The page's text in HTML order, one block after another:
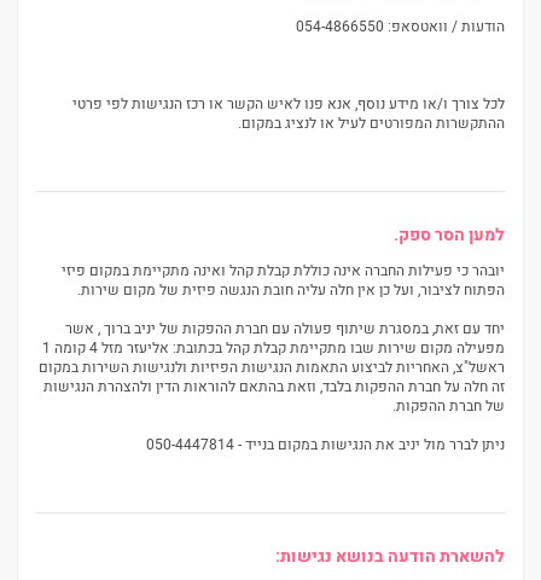
הודעות / וואטסאפ: 054-4866550
לכל צורך ו/או מידע נוסף, אנא פנו לאיש הקשר או רכז הנגישות לפי פרטי
ההתקשרות המפורטים לעיל או לנציג במקום.
למען הסר ספק.
יובהר כי פעילות החברה אינה כוללת קבלת קהל ואינה מתקיימת במקום פיזי
הפתוח לציבור, ועל כן אין חלה עליה חובת הנגשה פיזית של מקום שירות.
יחד עם זאת, במסגרת שיתוף פעולה עם חברת ההפקות של יניב ברוך , אשר
מפעילה מקום שירות שבו מתקיימת קבלת קהל בכתובת: אליעזר מזל 4 קומה 1
ראשל"צ, האחריות לביצוע התאמות הנגישות הפיזיות ולנגישות השירות במקום
זה חלה על חברת ההפקות בלבד, וזאת בהתאם להוראות הדין ולהצהרת הנגישות
של חברת ההפקות.
ניתן לברר מול יניב את הנגישות במקום בנייד - 050-4447814
להשארת הודעה בנושא נגישות: